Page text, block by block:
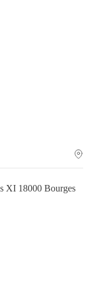
XI 18000 Bourges